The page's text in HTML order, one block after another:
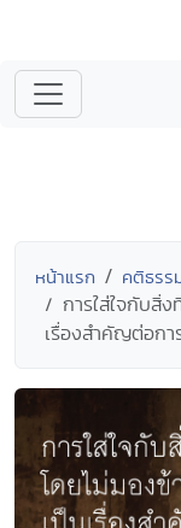
หน้าแรก คติธรร
การใส่ใจกับสิ่ง
เรื่องสำคัญต่อ